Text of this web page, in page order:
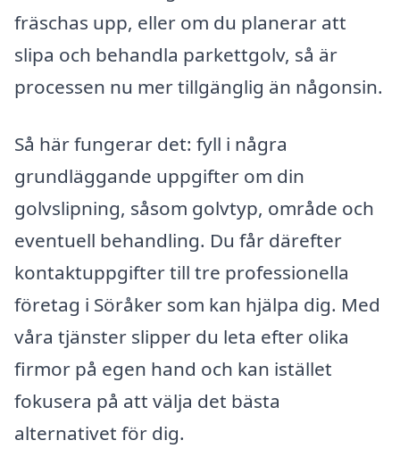
fräschas upp, eller om du planerar att
slipa och behandla parkettgolv, så är
processen nu mer tillgänglig än någonsin.
Så här fungerar det: fyll i några
grundläggande uppgifter om din
golvslipning, såsom golvtyp, område och
eventuell behandling. Du får därefter
kontaktuppgifter till tre professionella
företag i Söråker som kan hjälpa dig. Med
våra tjänster slipper du leta efter olika
firmor på egen hand och kan istället
fokusera på att välja det bästa
alternativet för dig.